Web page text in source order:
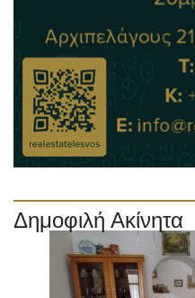
Δημοφιλή Ακίνητα